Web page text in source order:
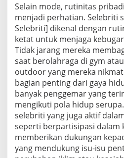
Selain mode, rutinitas
menjadi perhatian. Selebriti
Selebriti] dikenal dengan
ketat untuk menjaga
Tidak jarang mereka
saat berolahraga di gym
outdoor yang mereka
bagian penting dari gaya
banyak penggemar yang
mengikuti pola hidup
selebriti yang juga aktif
seperti berpartisipasi dalam
memberikan dukungan
yang mendukung isu-isu